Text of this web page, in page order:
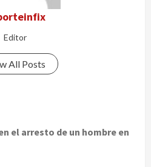
Editor
All Posts
el arresto de un hombre en